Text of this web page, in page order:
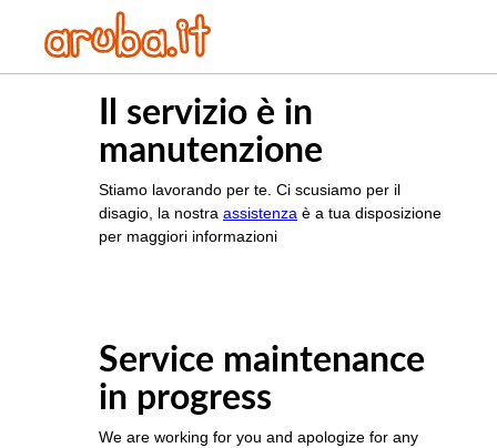
Il servizio è in
manutenzione
Stiamo lavorando per te. Ci scusiamo per il
disagio, la nostra assistenza è a tua disposizione
per maggiori informazioni
Service maintenance
in progress
We are working for you and apologize for any